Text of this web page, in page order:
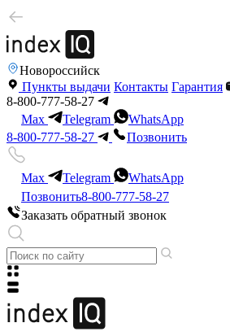
Новороссийск
Пункты выдачи Контакты Гарантия
8-800-777-58-27
Max
Telegram
WhatsApp
8-800-777-58-27
Позвонить
Max Telegram
WhatsApp
Позвонить8-800-777-58-27
Заказать обратный звонок